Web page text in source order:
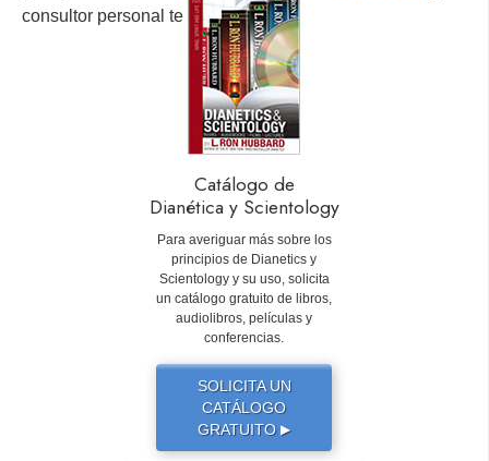
consultor personal te ayudará.
Catálogo de
Dianética y Scientology
Para averiguar más sobre los
principios de Dianetics y
Scientology y su uso, solicita
un catálogo gratuito de libros,
audiolibros, películas y
conferencias.
SOLICITA UN
CATÁLOGO
GRATUITO ▶